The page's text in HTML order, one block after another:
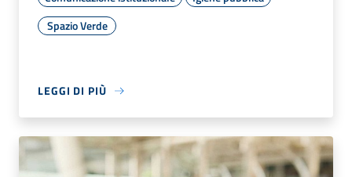
Spazio Verde
LEGGI DI PIÙ